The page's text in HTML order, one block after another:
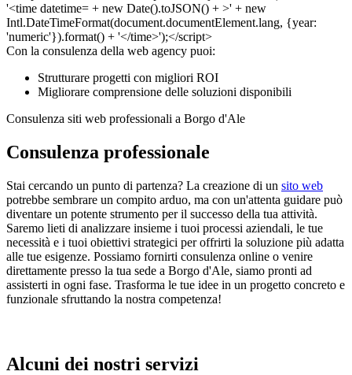
Con la consulenza della web agency puoi:
Strutturare progetti con migliori ROI
Migliorare comprensione delle soluzioni disponibili
Consulenza siti web professionali a Borgo d'Ale
Consulenza professionale
Stai cercando un punto di partenza? La creazione di un sito web
potrebbe sembrare un compito arduo, ma con un'attenta guidare può
diventare un potente strumento per il successo della tua attività.
Saremo lieti di analizzare insieme i tuoi processi aziendali, le tue
necessità e i tuoi obiettivi strategici per offrirti la soluzione più adatta
alle tue esigenze. Possiamo fornirti consulenza online o venire
direttamente presso la tua sede a Borgo d'Ale, siamo pronti ad
assisterti in ogni fase. Trasforma le tue idee in un progetto concreto e
funzionale sfruttando la nostra competenza!
Alcuni dei nostri servizi